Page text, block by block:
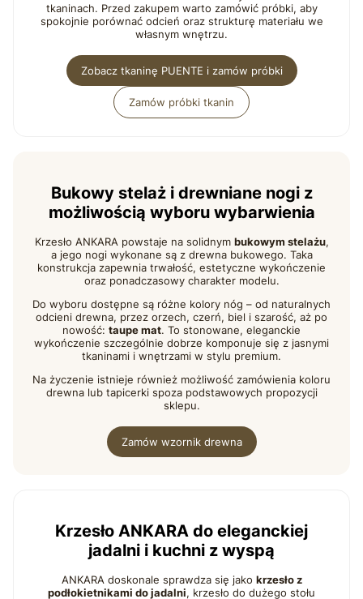
tkaninach. Przed zakupem warto zamówić próbki, aby
spokojnie porównać odcień oraz strukturę materiału we
własnym wnętrzu.
Zobacz tkaninę PUENTE i zamów próbki
Zamów próbki tkanin
Bukowy stelaż i drewniane nogi z
możliwością wyboru wybarwienia
Krzesło ANKARA powstaje na solidnym bukowym stelażu,
a jego nogi wykonane są z drewna bukowego. Taka
konstrukcja zapewnia trwałość, estetyczne wykończenie
oraz ponadczasowy charakter modelu.
Do wyboru dostępne są różne kolory nóg – od naturalnych
odcieni drewna, przez orzech, czerń, biel i szarość, aż po
nowość: taupe mat. To stonowane, eleganckie
wykończenie szczególnie dobrze komponuje się z jasnymi
tkaninami i wnętrzami w stylu premium.
Na życzenie istnieje również możliwość zamówienia koloru
drewna lub tapicerki spoza podstawowych propozycji
sklepu.
Zamów wzornik drewna
Krzesło ANKARA do eleganckiej
jadalni i kuchni z wyspą
ANKARA doskonale sprawdza się jako krzesło z
podłokietnikami do jadalni, krzesło do dużego stołu